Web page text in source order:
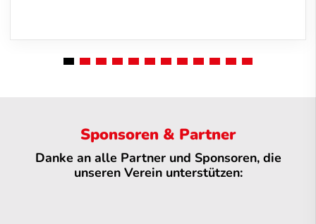
Sponsoren & Partner
Danke an alle Partner und Sponsoren, die
unseren Verein unterstützen: